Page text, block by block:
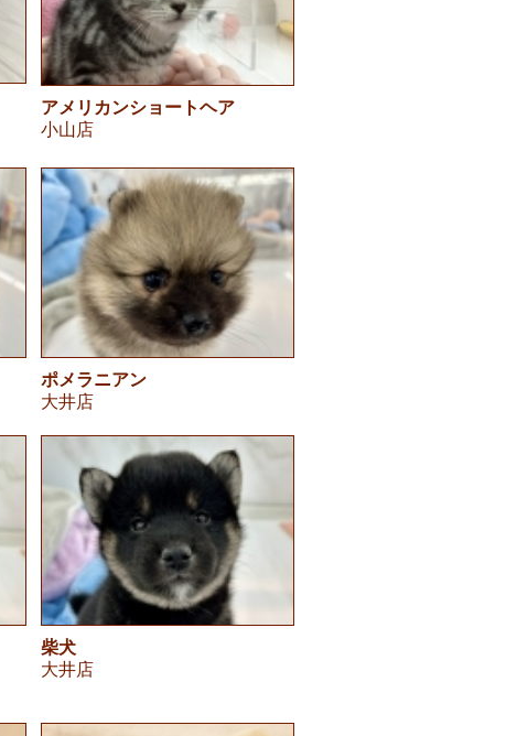
アメリカンショートヘア
小山店
ポメラニアン
大井店
柴犬
大井店